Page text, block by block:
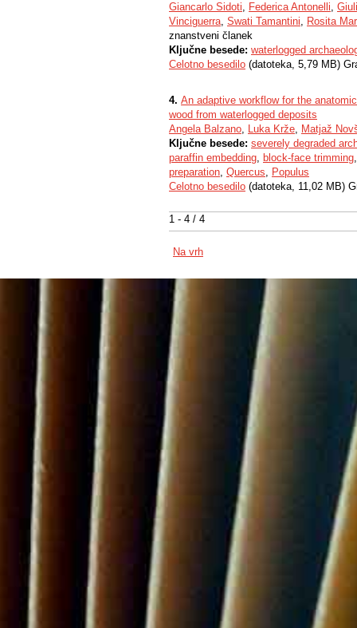
1 - 4 / 4
Giancarlo Sidoti, Federica Antonelli,
Vinciguerra, Swati Tamantini, Rosita
znanstveni članek
Ključne besede: waterlogged
Celotno besedilo (datoteka, 5,79 MB)
4. An adaptive workflow for the
wood from waterlogged deposits
Angela Balzano, Luka Krže, Matjaž
Ključne besede: severely degraded
paraffin embedding, block-face trimming
preparation, Quercus, Populus
Celotno besedilo (datoteka, 11,02 MB)
Na vrh